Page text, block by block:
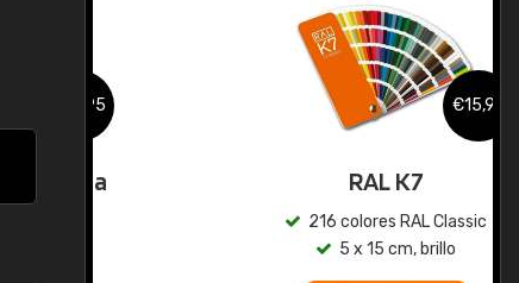
€15,95
216 colores RAL Classic
5 x 15 cm, brillo